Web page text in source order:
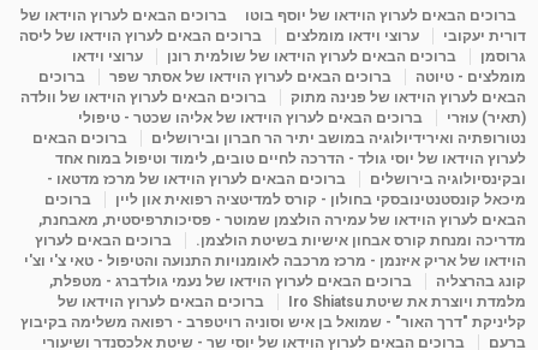
ברוכים הבאים לערוץ הוידאו של יוסף בוטו
ברוכים הבאים לערוץ הוידאו של
דורית יעקובי
ערוצי וידאו מומלצים
ברוכים הבאים לערוץ הוידאו של ליסה
גרוסמן
ברוכים הבאים לערוץ הוידאו של שולמית רונן
ערוצי וידאו
מומלצים - טיוטה
ברוכים הבאים לערוץ הוידאו של אסתר שפר
ברוכים
הבאים לערוץ הוידאו של פנינה מתוק
ברוכים הבאים לערוץ הוידאו של וולדה
(תאיר) עוזרי
ברוכים הבאים לערוץ הוידאו של אליהו שכטר - טיפולי
נטורופתיה ואירידיולוגיה במושב יתיר הר חברון ובירושלים
ברוכים הבאים
לערוץ הוידאו של יוסי גולד - הדרכה לחיים טובים, לימוד וטיפול במוח אחד
ובקינסיולוגיה בירושלים
ברוכים הבאים לערוץ הוידאו של מרכז מדטאו -
מיכאל קונסטנטינובסקי בחולון - קורס למדיטציה רפואית און ליין
ברוכים
הבאים לערוץ הוידאו של עמירה הולצמן שמוטר - פסיכותרפיסטית, מאבחנת,
מדריכה ומנחת קורס אבחון אישיות בשיטת הולצמן.
ברוכים הבאים לערוץ
הוידאו של אריק איזנמן - מרכז מרכבה לאומנויות התנועה והטיפול - טאי צ'י וצ'י
קונג בהרצליה
ברוכים הבאים לערוץ הוידאו של נעמי גולדברג - מטפלת,
מלמדת ויוצרת את שיטת Iro Shiatsu
ברוכים הבאים לערוץ הוידאו של
קליניקת "דרך האור" - שמואל בן איש וסוניה רויטפרב - רפואה משלימה בקיבוץ
ברעם
ברוכים הבאים לערוץ הוידאו של יוסי שר - שיטת אלכסנדר ושיעורי